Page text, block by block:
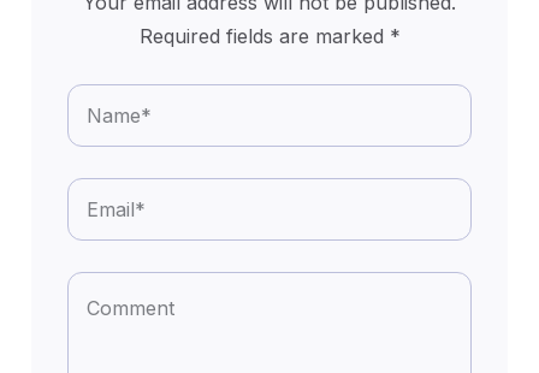
Required fields are marked *